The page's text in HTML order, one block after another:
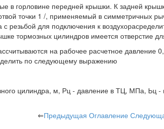
в горловине передней крышки. К задней
точки 1 /, применяемый в симметричных
с резьбой для подключения к
тормозных цилиндров имеется отверстие
на рабочее расчетное давление
по следующему выражению
цилиндра, м, Рц - давление в ТЦ, МПа, Ьц -
⇐Предыдущая Оглавление